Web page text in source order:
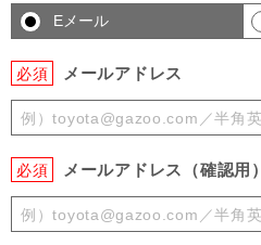
Eメール
必須 メールアドレス
必須 メールアドレス（確認用）